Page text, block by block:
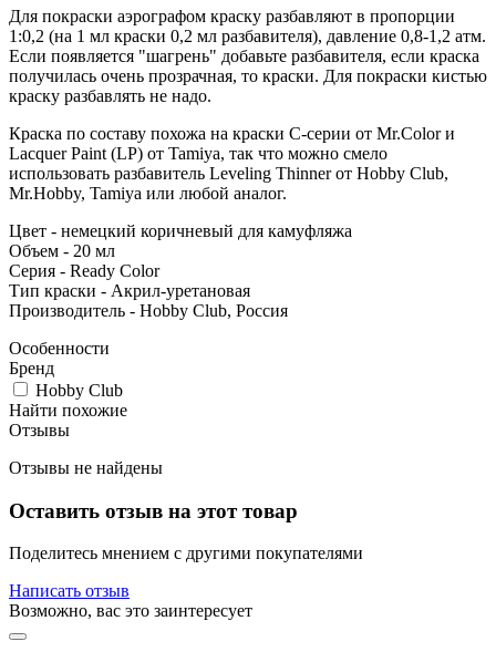
Для покраски аэрографом краску разбавляют в пропорции
1:0,2 (на 1 мл краски 0,2 мл разбавителя), давление 0,8-1,2 атм.
Если появляется "шагрень" добавьте разбавителя, если краска
получилась очень прозрачная, то краски. Для покраски кистью
краску разбавлять не надо.
Краска по составу похожа на краски C-серии от Mr.Color и
Lacquer Paint (LP) от Tamiya, так что можно смело
использовать разбавитель Leveling Thinner от Hobby Club,
Mr.Hobby, Tamiya или любой аналог.
Цвет - немецкий коричневый для камуфляжа
Объем - 20 мл
Серия - Ready Color
Тип краски - Акрил-уретановая
Производитель - Hobby Club, Россия
Особенности
Бренд
Hobby Club
Найти похожие
Отзывы
Отзывы не найдены
Оставить отзыв на этот товар
Поделитесь мнением с другими покупателями
Написать отзыв
Возможно, вас это заинтересует